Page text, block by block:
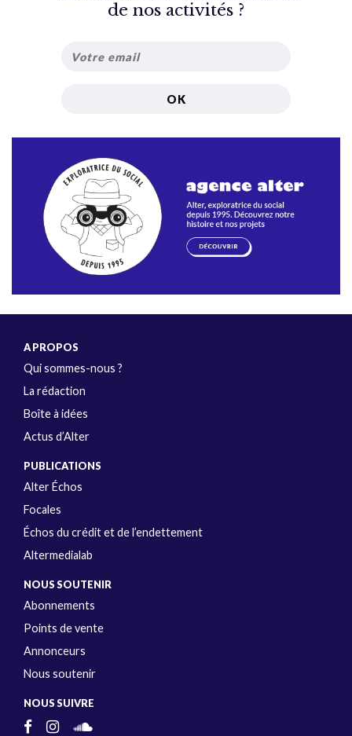
de nos activités ?
A PROPOS
Qui sommes-nous ?
La rédaction
Boîte à idées
Actus d’Alter
PUBLICATIONS
Alter Échos
Focales
Échos du crédit et de l’endettement
Altermedialab
NOUS SOUTENIR
Abonnements
Points de vente
Annonceurs
Nous soutenir
NOUS SUIVRE